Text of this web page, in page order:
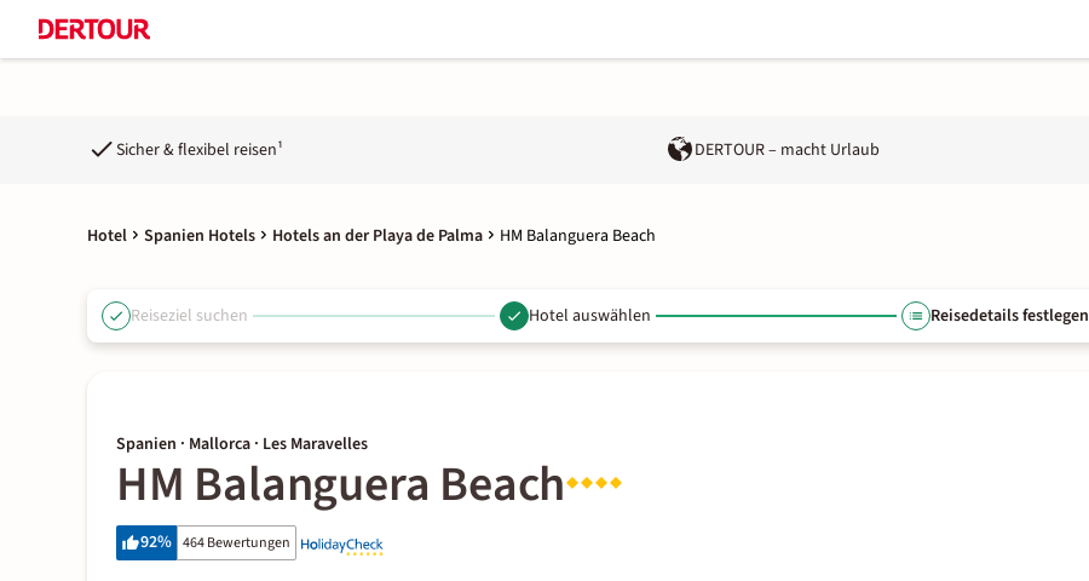
Sicher & flexibel reisen¹ DERTOUR – macht Urlaub
Hotel Spanien Hotels Hotels an der Playa de Palma HM Balanguera Beach
Reiseziel suchen Hotel auswählen Reisedetails festlegen
Spanien · Mallorca · Les Maravelles
HM Balanguera Beach
92% 464 Bewertungen